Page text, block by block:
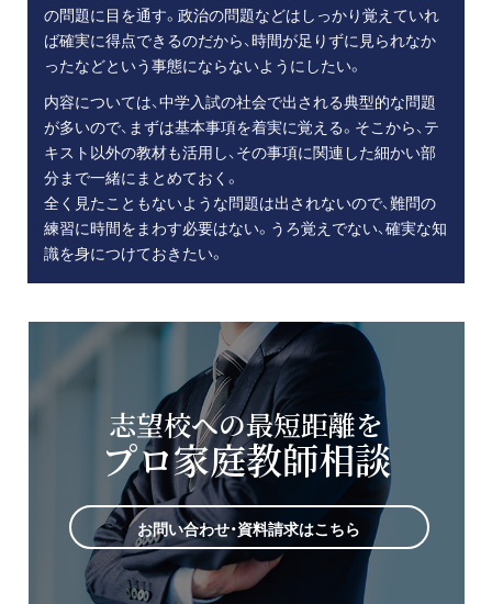
の問題に目を通す。政治の問題などはしっかり覚えていれ
ば確実に得点できるのだから、時間が足りずに見られなか
ったなどという事態にならないようにしたい。
内容については、中学入試の社会で出される典型的な問題
が多いので、まずは基本事項を着実に覚える。そこから、テ
キスト以外の教材も活用し、その事項に関連した細かい部
分まで一緒にまとめておく。
全く見たこともないような問題は出されないので、難問の
練習に時間をまわす必要はない。うろ覚えでない、確実な知
識を身につけておきたい。
志望校への最短距離を
プロ家庭教師相談
お問い合わせ・資料請求はこちら